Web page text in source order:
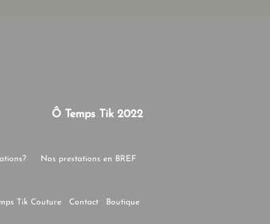
Ô Temps Tik 2022
Nos prestations en BREF
Tik Couture Contact Boutique